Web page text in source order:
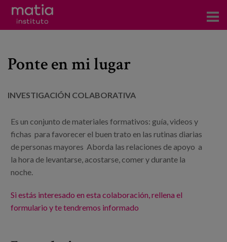
Investigación
Consultoría
Formación
Eventos
Noticias
Ponte en mi lugar
INVESTIGACIÓN COLABORATIVA
Es un conjunto de materiales formativos: guía, videos y
fichas para favorecer el buen trato en las rutinas diarias
de personas mayores Aborda las relaciones de apoyo a
la hora de levantarse, acostarse, comer y durante la
noche.
Si estás interesado en esta colaboración, rellena el
formulario y te tendremos informado